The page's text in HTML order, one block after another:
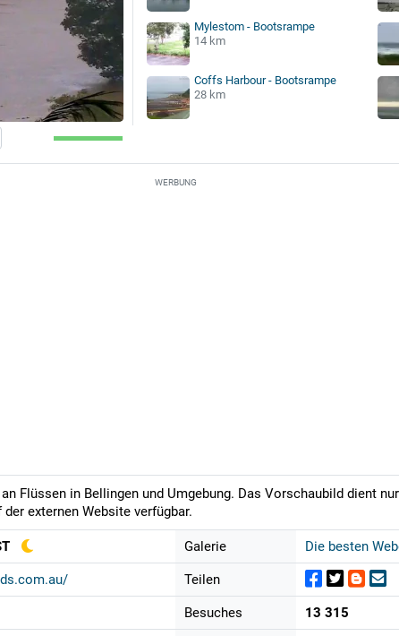
Mylestom - Bootsrampe
14 km
Coffs Harbour - Bootsrampe
28 km
WERBUNG
Flüssen in Bellingen und Umgebung. Das Vorschaubild dient
externen Website verfügbar.
Galerie Die besten
Teilen
Besuches 13 315